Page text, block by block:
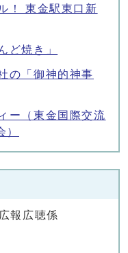
！ 東金駅東口新
ど焼き」
の「御神的神事
ー（東金国際交流
報広聴係